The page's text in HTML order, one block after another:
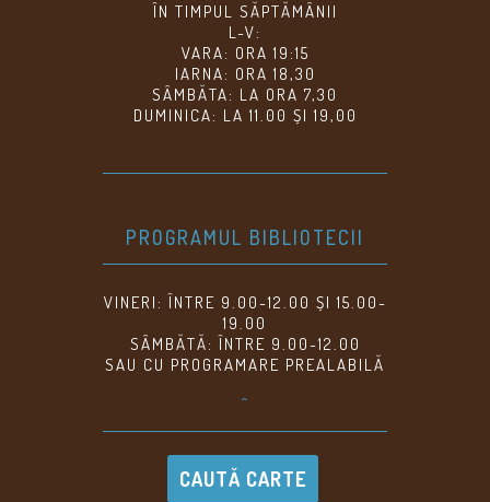
ÎN TIMPUL SĂPTĂMÂNII
L-V:
VARA: ORA 19:15
IARNA: ORA 18,30
SÂMBĂTA: LA ORA 7,30
DUMINICA: LA 11.00 ȘI 19,00
PROGRAMUL BIBLIOTECII
VINERI: ÎNTRE 9.00-12.00 ȘI 15.00-
19.00
SÂMBĂTĂ: ÎNTRE 9.00-12.00
SAU CU PROGRAMARE PREALABILĂ
^
CAUTĂ CARTE